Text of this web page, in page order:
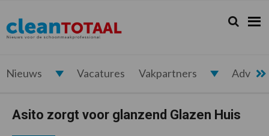
de
hoofdnavigatie
de
hoofd
de
eerste
de
voettekst
Cleantotaal.nl
Het
laatste
voor
schoonmaak
Zoeken...
Zoek
Nieuws Vacatures Vakpartners
Asito zorgt voor glanzend Glazen Huis